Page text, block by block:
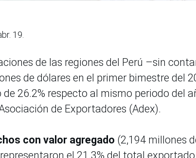
19.
de las regiones del Perú –sin
de dólares en el primer bimestre del
26.2% respecto al mismo periodo del
de Exportadores (Adex).
con valor agregado (2,194 millones
el 21.3% del total